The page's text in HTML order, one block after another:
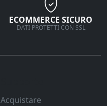
ECOMMERCE SICURO
DATI PROTETTI CON SSL
Acquistare